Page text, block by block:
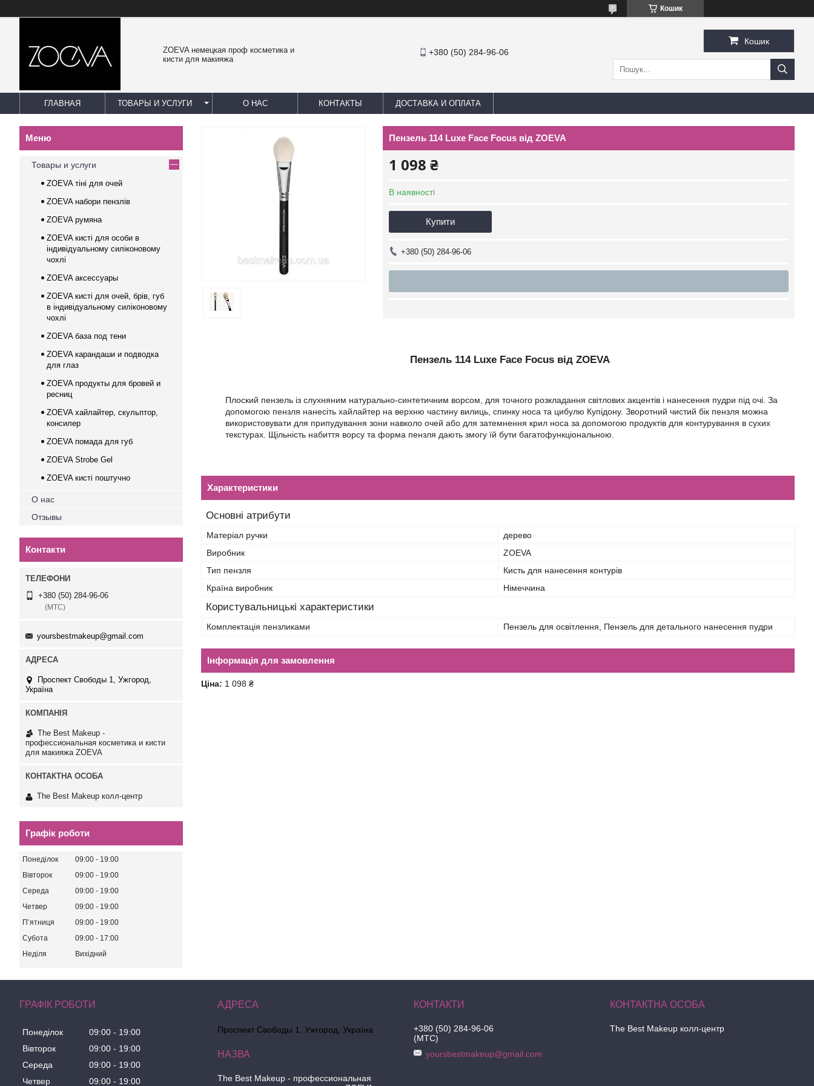
Кошик
ZOEVA немецкая проф косметика и
кисти для макияжа
+380 (50) 284-96-06
Кошик
ГЛАВНАЯ ТОВАРЫ И УСЛУГИ О НАС КОНТАКТЫ ДОСТАВКА И ОПЛАТА
Пензель 114 Luxe Face Focus від ZOEVA
1 098 ₴
В наявності
Купити
+380 (50) 284-96-06
Пензель 114 Luxe Face Focus від ZOEVA
Плоский пензель із слухняним натурально-синтетичним ворсом, для точного розкладання світлових акцентів і нанесення пудри під очі. За
допомогою пензля нанесіть хайлайтер на верхню частину вилиць, спинку носа та цибулю Купідону. Зворотний чистий бік пензля можна
використовувати для припудування зони навколо очей або для затемнення крил носа за допомогою продуктів для контурування в сухих
текстурах. Щільність набиття ворсу та форма пензля дають змогу їй бути багатофункціональною.
Характеристики
Основні атрибути
Матеріал ручки
дерево
Виробник
ZOEVA
Тип пензля
Кисть для нанесення контурів
Країна виробник
Німеччина
Користувальницькі характеристики
Комплектація пензликами Пензель для освітлення, Пензель для детального нанесення пудри
Інформація для замовлення
Ціна: 1 098 ₴
Товары и услуги
ZOEVA тіні для очей
ZOEVA набори пензлів
ZOEVA румяна
ZOEVA кисті для особи в
індивідуальному силіконовому
чохлі
ZOEVA аксессуары
ZOEVA кисті для очей, брів, губ
в індивідуальному силіконовому
чохлі
ZOEVA база под тени
ZOEVA карандаши и подводка
для глаз
ZOEVA продукты для бровей и
ресниц
ZOEVA хайлайтер, скульптор,
консилер
ZOEVA помада для губ
ZOEVA Strobe Gel
ZOEVA кисті поштучно
О нас
Отзывы
Контакти
+380 (50) 284-96-06
(МТС)
yoursbestmakeup@gmail.com
Проспект Свободы 1, Ужгород,
Україна
The Best Makeup -
профессиональная косметика и кисти
для макияжа ZOEVA
The Best Makeup колл-центр
Графік роботи
Понеділок 09:00
19:00
Вівторок
09:00
19:00
Середа
09:00
19:00
Четвер
09:00
19:00
Пʼятниця
09:00
19:00
Субота
09:00
17:00
Неділя
Вихідний
ГРАФІК РОБОТИ
Понеділок 09:00
19:00
Вівторок
09:00
19:00
Середа
09:00
19:00
Четвер
09:00 19:00
Проспект Свободы 1, Ужгород, Україна
The Best Makeup - профессиональная
+380 (50) 284-96-06
(МТС)
yoursbestmakeup@gmail.com
The Best Makeup колл-центр